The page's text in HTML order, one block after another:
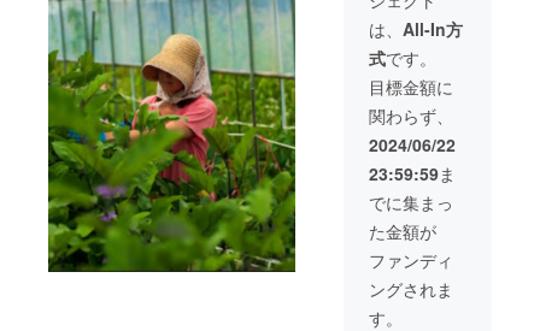
を取得
準備中
です そ
の旨、
ご了承
下さい
ファン
ディン
グ に出
させて
頂いて
いた野
菜と栽
培方法
りませ
んが、
畑移動
の為、
再度認
証を取
得準備
セージ
・原産
国／産
地:日本
・サイ
ズ/重
量:1㎏
前後(1
本あた
り
200g10
本入り)
・発送
方法:
クール
便 「原
べられ
る とう
もろこ
し(フ
ルーツ
コーン)
(上
記の値
段には
クール
代金を
含む送
料が含
まれて
いま
は、 All-In方
式です。
目標金額に
関わらず、
2024/06/22
23:59:59ま
でに集まっ
た金額が
ファンディ
ングされま
す。